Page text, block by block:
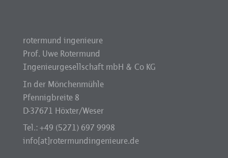
rotermund ingenieure
Prof. Uwe Rotermund
Ingenieurgesellschaft mbH & Co KG
In der Mönchenmühle
Pfennigbreite 8
D-37671 Höxter/Weser
Tel.: +49 (5271) 697 9998
info[at]rotermundingenieure.de